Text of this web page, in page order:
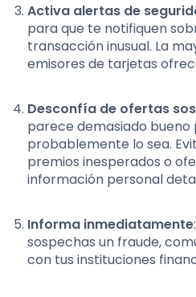
Activa alertas de
para que te notifiquen
transacción inusual. La
emisores de tarjetas
Desconfía de ofertas
parece demasiado bueno
probablemente lo sea.
premios inesperados o
información personal
Informa inmediatamente
sospechas un fraude,
con tus instituciones